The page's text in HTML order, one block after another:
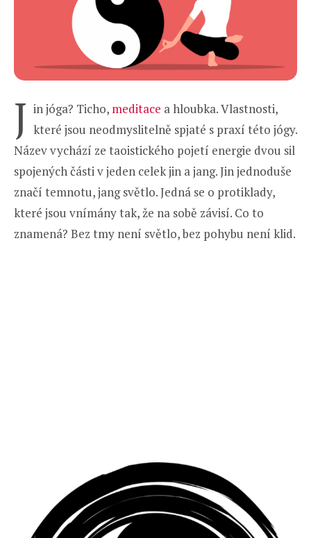
J in jóga? Ticho, meditace a hloubka. Vlastnosti,
které jsou neodmyslitelně spjaté s praxí této jógy.
Název vychází ze taoistického pojetí energie dvou sil
spojených části v jeden celek jin a jang. Jin jednoduše
značí temnotu, jang světlo. Jedná se o protiklady,
které jsou vnímány tak, že na sobě závisí. Co to
znamená? Bez tmy není světlo, bez pohybu není klid.